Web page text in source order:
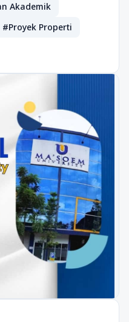
Akademik
#Proyek Properti